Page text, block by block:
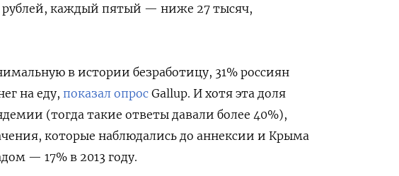
каждый пятый — ниже 27 тысяч,
в истории безработицу, 31% россиян
на еду, показал опрос Gallup. И хотя эта доля
(тогда такие ответы давали более 40%),
которые наблюдались до аннексии и Крыма
— 17% в 2013 году.